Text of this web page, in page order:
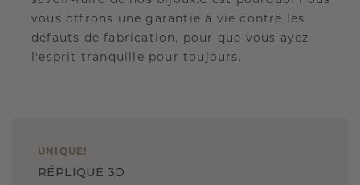
vous offrons une garantie à vie contre les
défauts de fabrication, pour que vous ayez
l'esprit tranquille pour toujours.
UNIQUE !
RÉPLIQUE 3D